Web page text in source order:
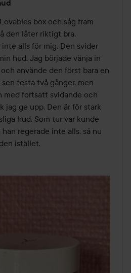
box och såg fram
den låter riktigt bra.
alls för mig. Den svider
hud. Jag började vänja in
använde den först bara en
testa två gånger, men
med fortsatt svidande och
jag ge upp. Den är för stark
hud. Som tur var kunde
regerade inte alls, så nu
istället.